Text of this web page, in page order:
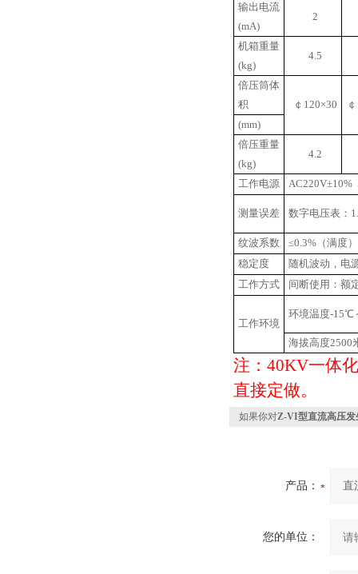
输出电流
(mA)
2
机箱重量
(kg)
4.5
倍压筒体
积
￠120×30
(mm)
倍压重量
(kg)
4.2
工作电源 AC220V±10%
测量误差 数字电压表：
纹波系数
≤0.3%（满度）
稳定度
随机波动，电
工作方式
间断使用：额
工作环境
环境温度-15℃
海拔高度2500
注：40KV一体
直接定做。
如果你对Z-VI型直流高压发
产品：
您的单位：